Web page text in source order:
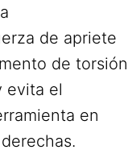
de apriete
de torsión
evita el
en